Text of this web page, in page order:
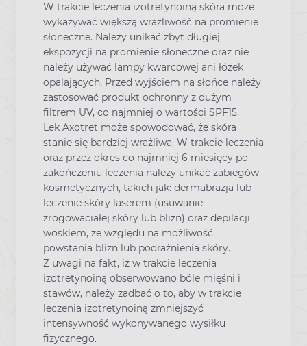
W trakcie leczenia izotretynoiną skóra może
wykazywać większą wrażliwość na promienie
słoneczne. Należy unikać zbyt długiej
ekspozycji na promienie słoneczne oraz nie
należy używać lampy kwarcowej ani łóżek
opalających. Przed wyjściem na słońce należy
zastosować produkt ochronny z dużym
filtrem UV, co najmniej o wartości SPF15.
Lek Axotret może spowodować, że skóra
stanie się bardziej wrażliwa. W trakcie leczenia
oraz przez okres co najmniej 6 miesięcy po
zakończeniu leczenia należy unikać zabiegów
kosmetycznych, takich jak: dermabrazja lub
leczenie skóry laserem (usuwanie
zrogowaciałej skóry lub blizn) oraz depilacji
woskiem, ze względu na możliwość
powstania blizn lub podrażnienia skóry.
Z uwagi na fakt, iż w trakcie leczenia
izotretynoiną obserwowano bóle mięśni i
stawów, należy zadbać o to, aby w trakcie
leczenia izotretynoiną zmniejszyć
intensywność wykonywanego wysiłku
fizycznego.